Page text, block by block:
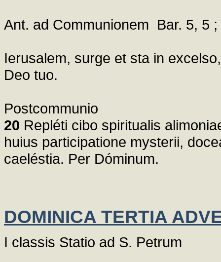
Ant. ad Communionem Bar. 5, 5
Ierusalem, surge et sta in
Deo tuo.
Postcommunio
20 Repléti cibo spiritualis
huius participatione mysterii,
caeléstia. Per Dóminum.
DOMINICA TERTIA
I classis Statio ad S. Petrum